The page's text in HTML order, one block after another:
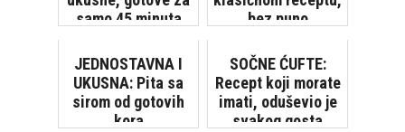
samo 45 minuta
bez puno
JEDNOSTAVNA I
UKUSNA: Pita sa
sirom od gotovih
kora
SOČNE ĆUFTE:
Recept koji morate
imati, oduševio je
svakog gosta